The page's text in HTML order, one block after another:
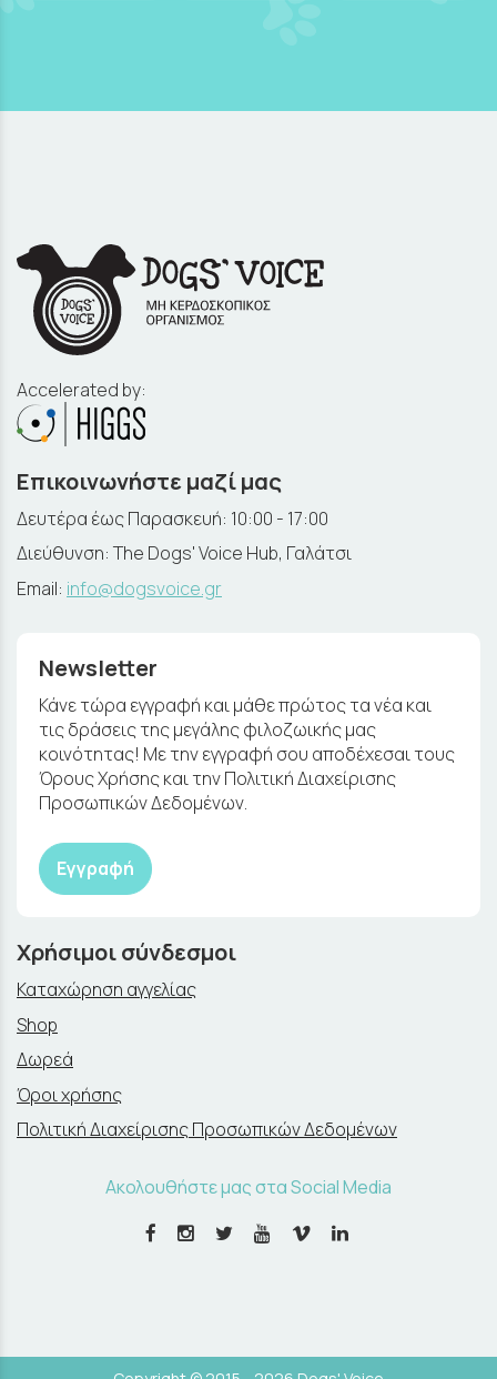
Accelerated by:
Επικοινωνήστε μαζί μας
Δευτέρα έως Παρασκευή: 10:00 - 17:00
Διεύθυνση: The Dogs' Voice Hub, Γαλάτσι
Email: info@dogsvoice.gr
Newsletter
Κάνε τώρα εγγραφή και μάθε πρώτος τα νέα και
τις δράσεις της μεγάλης φιλοζωικής μας
κοινότητας! Με την εγγραφή σου αποδέχεσαι τους
Όρους Χρήσης και την Πολιτική Διαχείρισης
Προσωπικών Δεδομένων.
Εγγραφή
Χρήσιμοι σύνδεσμοι
Καταχώρηση αγγελίας
Shop
Δωρεά
Όροι χρήσης
Πολιτική Διαχείρισης Προσωπικών Δεδομένων
Ακολουθήστε μας στα Social Media